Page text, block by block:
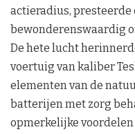
actieradius, presteerde
bewonderenswaardig
De hete lucht
voertuig van kaliber
elementen van de
batterijen met zorg
opmerkelijke